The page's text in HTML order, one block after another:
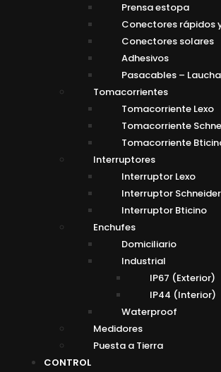
Prensa estopa
Conectores rápidos
Conectores solares
Adhesivos
Pasacables –
Tomacorrientes
Tomacorriente Lexo
Tomacorriente
Tomacorriente
Interruptores
Interruptor Lexo
Interruptor Schneider
Interruptor Bticino
Enchufes
Domiciliario
Industrial
IP67 (Exterior)
IP44 (Interior)
Waterproof
Medidores
Puesta a Tierra
CONTROL